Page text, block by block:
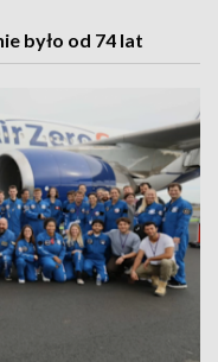
było od 74 lat